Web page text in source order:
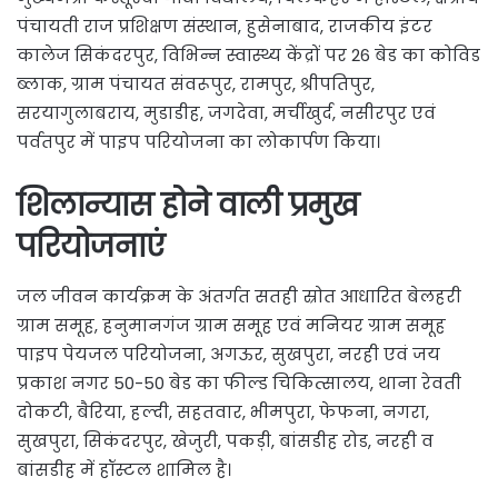
पंचायती राज प्रशिक्षण संस्थान, हुसेनाबाद, राजकीय इंटर
कालेज सिकंदरपुर, विभिन्न स्वास्थ्य केंद्रों पर 26 बेड का कोविड
ब्लाक, ग्राम पंचायत संवरूपुर, रामपुर, श्रीपतिपुर,
सरयागुलाबराय, मुडाडीह, जगदेवा, मर्चीखुर्द, नसीरपुर एवं
पर्वतपुर में पाइप परियोजना का लोकार्पण किया।
शिलान्यास होने वाली प्रमुख
परियोजनाएं
जल जीवन कार्यक्रम के अंतर्गत सतही स्रोत आधारित बेलहरी
ग्राम समूह, हनुमानगंज ग्राम समूह एवं मनियर ग्राम समूह
पाइप पेयजल परियोजना, अगऊर, सुखपुरा, नरही एवं जय
प्रकाश नगर 50-50 बेड का फील्ड चिकित्सालय, थाना रेवती
दोकटी, बैरिया, हल्दी, सहतवार, भीमपुरा, फेफना, नगरा,
सुखपुरा, सिकंदरपुर, खेजुरी, पकड़ी, बांसडीह रोड, नरही व
बांसडीह में हॉस्टल शामिल है।